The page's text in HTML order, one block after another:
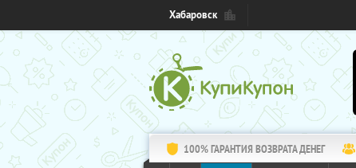
Хабаровск
100% ГАРАНТИЯ ВОЗВРАТА ДЕНЕГ